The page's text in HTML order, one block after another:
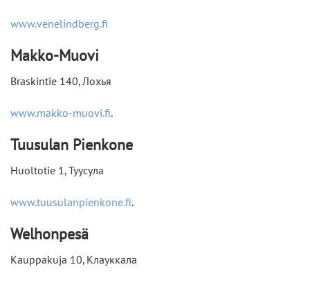
www.venelindberg.fi
Makko-Muovi
Braskintie 140, Лохья
www.makko-muovi.fi.
Tuusulan Pienkone
Huoltotie 1, Туусула
www.tuusulanpienkone.fi.
Welhonpesä
Kauppakuja 10, Клауккала